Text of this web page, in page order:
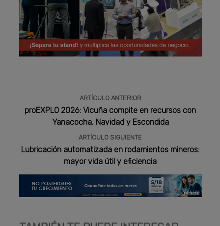
ARTÍCULO ANTERIOR
proEXPLO 2026: Vicuña compite en recursos con
Yanacocha, Navidad y Escondida
ARTÍCULO SIGUIENTE
Lubricación automatizada en rodamientos mineros:
mayor vida útil y eficiencia